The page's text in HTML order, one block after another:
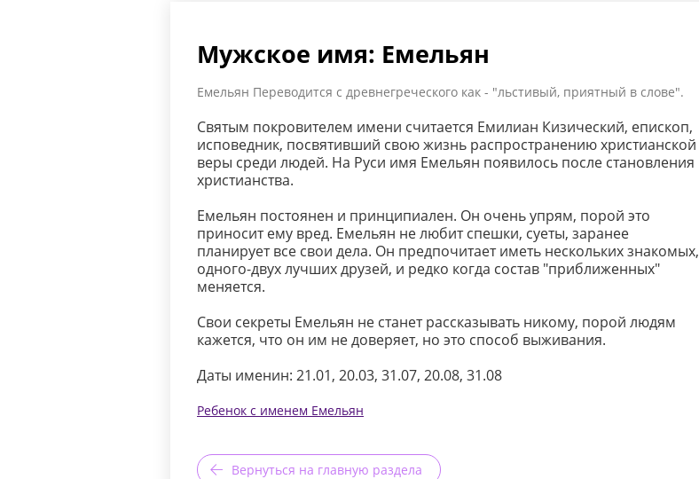
Мужское имя: Емельян
Емельян Переводится с древнегреческого как - "льстивый, приятный в слове".
Святым покровителем имени считается Емилиан Кизический, епископ,
исповедник, посвятивший свою жизнь распространению христианской
веры среди людей. На Руси имя Емельян появилось после становления
христианства.
Емельян постоянен и принципиален. Он очень упрям, порой это
приносит ему вред. Емельян не любит спешки, суеты, заранее
планирует все свои дела. Он предпочитает иметь нескольких знакомых,
одного-двух лучших друзей, и редко когда состав "приближенных"
меняется.
Свои секреты Емельян не станет рассказывать никому, порой людям
кажется, что он им не доверяет, но это способ выживания.
Даты именин: 21.01, 20.03, 31.07, 20.08, 31.08
Ребенок с именем Емельян
Вернуться на главную раздела